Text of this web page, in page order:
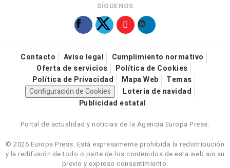
SÍGUENOS
Contacto Aviso legal
Cumplimiento normativo
Oferta de servicios
Política de Cookies
Política de Privacidad
Mapa Web
Temas
Configuración de Cookies
Loteria de navidad
Publicidad estatal
Portal de actualidad y noticias de la Agencia Europa Press.
© 2026 Europa Press. Está expresamente prohibida la redistribución
y la redifusión de todo o parte de los contenidos de esta web sin su
previo y expreso consentimiento.